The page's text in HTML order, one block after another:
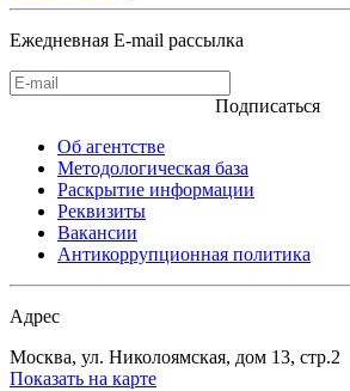
Ежедневная E-mail рассылка
Подписаться
Об агентстве
Методологическая база
Раскрытие информации
Реквизиты
Вакансии
Антикоррупционная политика
Адрес
Москва, ул. Николоямская, дом 13, стр.2
Показать на карте